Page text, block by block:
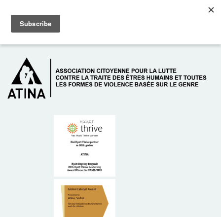
À PROPOS DE NOUS